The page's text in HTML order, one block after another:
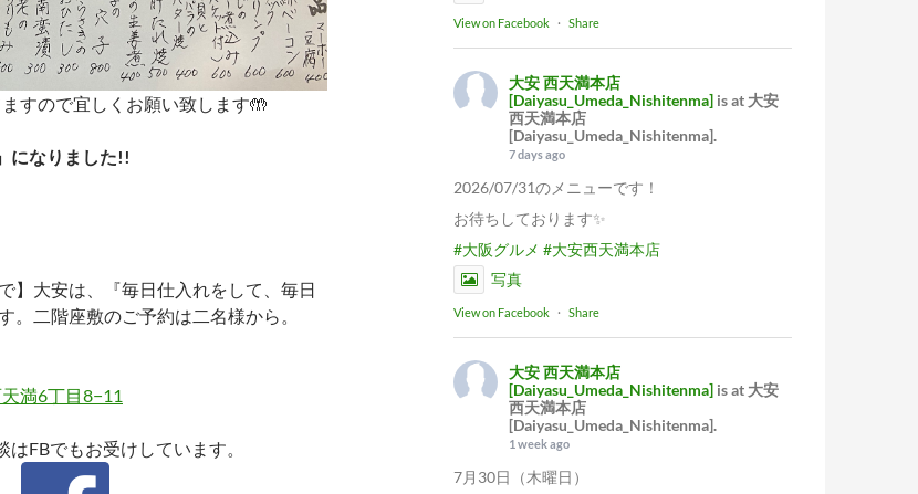
すので宜しくお願い致します🤲
になりました!!
】大安は、『毎日仕入れをして、毎日
。二階座敷のご予約は二名様から。
満6丁目8−11
はFBでもお受けしています。
View on Facebook · Share
大安 西天満本店
[Daiyasu_Umeda_Nishitenma] is at 大安
西天満本店
[Daiyasu_Umeda_Nishitenma].
7 days ago
2026/07/31のメニューです！
お待ちしております✨
#大阪グルメ #大安西天満本店
写真
View on Facebook · Share
大安 西天満本店
[Daiyasu_Umeda_Nishitenma] is at 大安
西天満本店
[Daiyasu_Umeda_Nishitenma].
1 week ago
7月30日（木曜日）